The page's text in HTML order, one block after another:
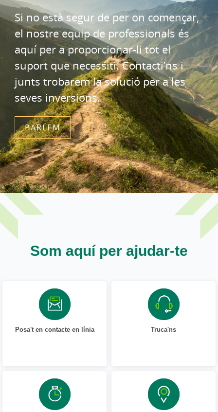
Si no està segur de per on començar,
el nostre equip de professionals és
aquí per a proporcionar-li tot el
suport que necessiti. Contacti’ns i
junts trobarem la solució per a les
seves inversions.
PARLEM
Som aquí per ajudar-te
Posa't en contacte en línia Truca'ns